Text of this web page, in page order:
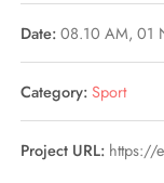
Date:08.10 AM, 01
Category:Sport
Project URL: https://